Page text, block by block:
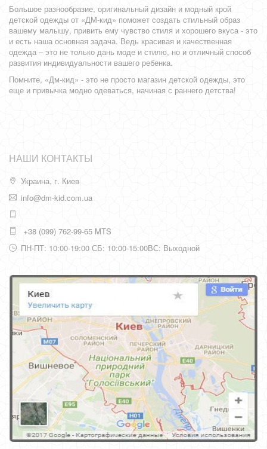
Большое разнообразие, оригинальный дизайн и модный крой
детской одежды от «ДМ-кид» поможет создать стильный образ
вашему малышу, привить ему чувство стиля и хорошего вкуса - это
и есть наша основная задача. Ведь красивая и качественная
одежда – это не только дань моде и стилю, но и отличный способ
развития индивидуальности вашего ребенка.
Помните, «Дм-кид» - это не просто магазин детской одежды, это
еще и привычка модно одеваться, начиная с раннего детства!
НАШИ КОНТАКТЫ
Украина, г. Киев
info@dm-kid.com.ua
+38 (099) 762-99-65 MTS
ПН-ПТ: 10:00-19:00 СБ: 10:00-15:00ВС: Выходной